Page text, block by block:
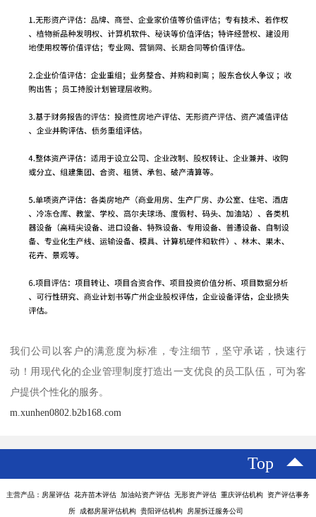
我们公司以客户的满意度为标准，专注细节，坚守承诺，快速行
动！用现代化的企业管理制度打造出一支优良的员工队伍，可为客
户提供个性化的服务。
m.xunhen0802.b2b168.com
Top
主营产品：房屋评估 花卉苗木评估 加油站资产评估 无形资产评估 重庆评估机构 资产评估事务
所 成都房屋评估机构 贵阳评估机构 房屋拆迁服务公司